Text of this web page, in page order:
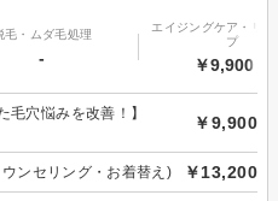
毛・ムダ毛処理
-
エイジングケア・リ
プ
￥9,900～
毛穴悩みを改善！】
￥9,900
ンセリング・お着替え) ￥13,200